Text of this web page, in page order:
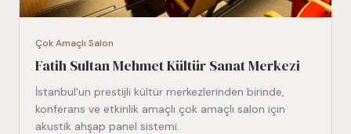
Çok Amaçlı Salon
Fatih Sultan Mehmet Kültür Sanat Merkezi
İstanbul'un prestijli kültür merkezlerinden birinde,
konferans ve etkinlik amaçlı çok amaçlı salon için
akustik ahşap panel sistemi.